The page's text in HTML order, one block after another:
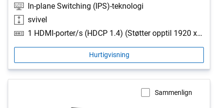
In-plane Switching (IPS)-teknologi
svivel
1 HDMI-porter/s (HDCP 1.4) (Støtter opptil 1920 x 1080 som spesifisert i HDMI 2.1 (TMDS)), 1 DisplayPort 1.4 (HDCP 1.4) port/s, 1 DisplayPort Out 1.4 port/s, 2 USB Type-A 5Gbps nedstrømsport/s, 1 USB Type-B 5Gbps oppstrømsport/s, 1 USB-C 5Gbps oppstrømsport/s (DisplayPort 1.4 Alt-modus, strømlevering opptil 90 W), 1 RJ45 Ethernet-port/s, 1GbE, 1 USB Type-A 5Gbps nedstrømsport/s med batterilading 1.2, 1 USB-C 5Gbps nedstrømsport/s, Kraftlevering opp til 15 W
Hurtigvisning
Sammenlign